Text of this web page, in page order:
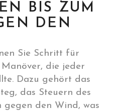
BIS ZUM
DEN
Sie Schritt für
die jeder
Dazu gehört das
das Steuern des
gegen den Wind, was